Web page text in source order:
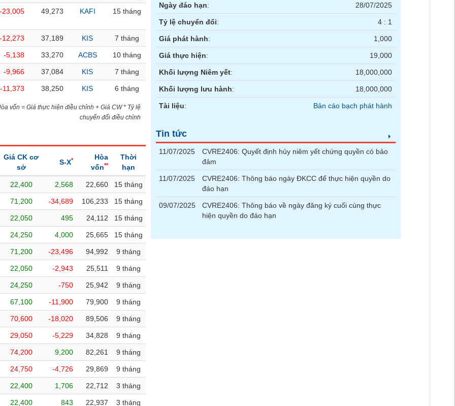
-23,005 49,273 KAFI 15 tháng
-12,273 37,189 KIS 7 tháng
-5,138 33,270 ACBS 10 tháng
-9,966 37,084 KIS 7 tháng
-11,373 38,250 KIS 6 tháng
vốn = Giá thực hiện điều chỉnh + Giá CW * Tỷ lệ
chuyển đổi điều chỉnh
Giá CK cơ
sở
S-X*
Hòa
vốn**
Thời
hạn
22,400 2,568 22,660 15 tháng
71,200 -34,689 106,233 15 tháng
22,050 495 24,112 15 tháng
24,250 4,000 25,665 15 tháng
71,200 -23,496 94,992 9 tháng
22,050 -2,943 25,511 9 tháng
24,250 -750 25,942 9 tháng
67,100 -11,900 79,900 9 tháng
70,600 -18,020 89,506 9 tháng
29,050 -5,229 34,828 9 tháng
74,200 9,200 82,261 9 tháng
24,750 -4,726 29,869 9 tháng
22,400 1,706 22,712 3 tháng
22,400 843 22,937 3 tháng
Ngày đáo hạn: 28/07/2025
Tỷ lệ chuyển đổi: 4 : 1
Giá phát hành: 1,000
Giá thực hiện: 19,000
Khối lượng Niêm yết: 18,000,000
Khối lượng lưu hành: 18,000,000
Tài liệu: Bản cáo bạch phát hành
Tin tức
11/07/2025
CVRE2406: Quyết định hủy niêm yết chứng quyền có bảo
đảm
11/07/2025
CVRE2406: Thông báo ngày ĐKCC để thực hiện quyền do
đáo hạn
09/07/2025
CVRE2406: Thông báo về ngày đăng ký cuối cùng thực
hiện quyền do đáo hạn
Hợp đồng tương lai Trái phiếu